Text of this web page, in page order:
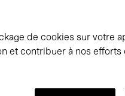
à
de cookies sur votre
et contribuer à nos efforts